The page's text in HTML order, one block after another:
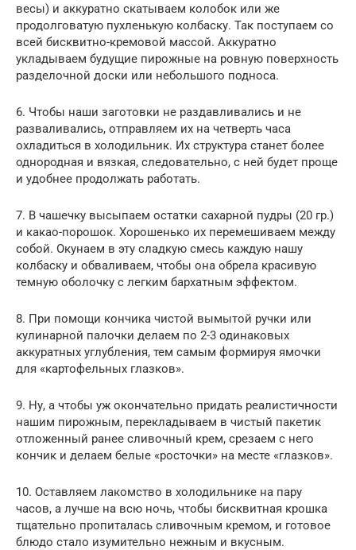
весы) и аккуратно скатываем колобок или же
продолговатую пухленькую колбаску. Так поступаем со
всей бисквитно-кремовой массой. Аккуратно
укладываем будущие пирожные на ровную поверхность
разделочной доски или небольшого подноса.
6. Чтобы наши заготовки не раздавливались и не
разваливались, отправляем их на четверть часа
охладиться в холодильник. Их структура станет более
однородная и вязкая, следовательно, с ней будет проще
и удобнее продолжать работать.
7. В чашечку высыпаем остатки сахарной пудры (20 гр.)
и какао-порошок. Хорошенько их перемешиваем между
собой. Окунаем в эту сладкую смесь каждую нашу
колбаску и обваливаем, чтобы она обрела красивую
темную оболочку с легким бархатным эффектом.
8. При помощи кончика чистой вымытой ручки или
кулинарной палочки делаем по 2-3 одинаковых
аккуратных углубления, тем самым формируя ямочки
для «картофельных глазков».
9. Ну, а чтобы уж окончательно придать реалистичности
нашим пирожным, перекладываем в чистый пакетик
отложенный ранее сливочный крем, срезаем с него
кончик и делаем белые «росточки» на месте «глазков».
10. Оставляем лакомство в холодильнике на пару
часов, а лучше на всю ночь, чтобы бисквитная крошка
тщательно пропиталась сливочным кремом, и готовое
блюдо стало изумительно нежным и вкусным.